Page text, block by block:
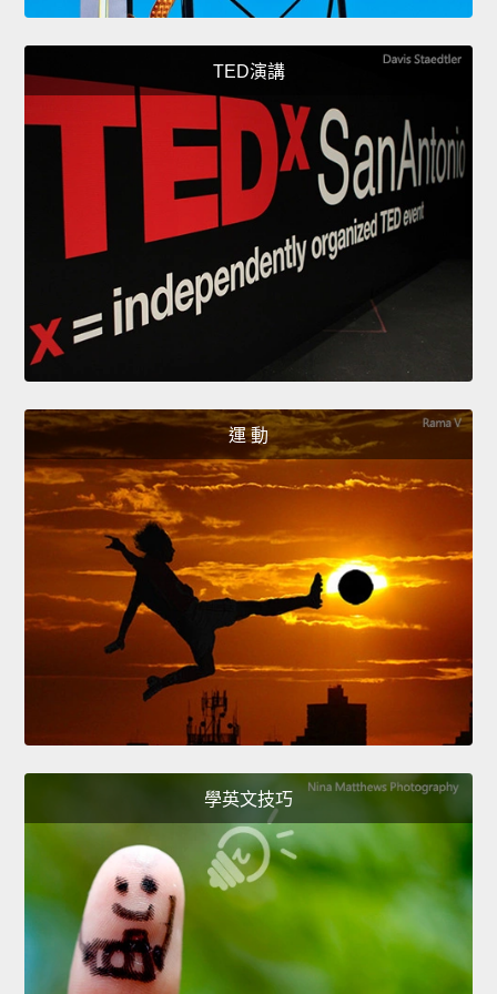
TED演講
運 動
學英文技巧